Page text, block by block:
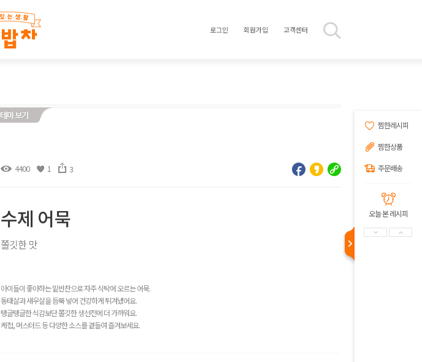
로그인 회원가입 고객센터
찜한레시피
찜한상품
주문배송
오늘 본 레시피
4400 1 3
수제 어묵
쫄깃한 맛
아이들이 좋아하는 밑반찬으로 자주 식탁에 오르는 어묵.
동태살과 새우살을 듬뿍 넣어 건강하게 튀겨냈어요.
탱글탱글한 식감보단 쫄깃한 생선전에 더 가까워요.
케첩, 머스터드 등 다양한 소스를 곁들여 즐겨보세요.